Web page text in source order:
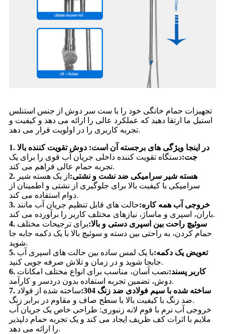
تجهیزات حمام خانگی خود را با ست سر دوش از جنس استنلس
استیل ما ارتقا دهید که عملکرد عالی را ارائه می دهد و کیفیت و
تجربه کاربری را در اولویت قرار می دهد.
1. در اینجا ویژگی های برجسته آن است: دوش تقویت کننده بالا
جت:دستگاه تقویت کننده داخلی جریان آب قوی را برای یک
تجربه حمام عالی فراهم می کند.
2. هسته شیر سرامیکی ضد نشت و نشتی: از یک هسته شیر
سرامیکی با کیفیت بالا برای جلوگیری از نشتی و اطمینان از
دوام استفاده می کند.
3. خروجی آب همه کاره:حالت های قابل تنظیم جریان آب مانند
باران، اسپری و ماساژ، نیازهای مختلف کاربر را برآورده می کند.
4. سوئیچ راحت بین اسپری دستی و بالا:برای ترجیحات مختلف
حمام کردن، به راحتی بین دسته و سوئیچ بالا با یک دکمه جابه جا
شوید.
5. تعویض یک دکمه:با یک لمس ساده بین حالت های اسپری آب
جابجا شوید و در زمان و تلاش صرفه جویی کنید.
6. کاربر پسند:نصب آسان، مناسب برای انواع مختلف امکانات
دوش، تضمین تجربه استفاده بدون دردسر و کارآمد.
7. ساخته شده با سیم فولادی ضد زنگ 304:
ساخته شده از فولاد
ضد زنگ با کیفیت بالا با سطح صاف و مقاوم در برابر زنگ.
خروجی آب نرم با فوم لانه زنبوری: طراحی خاص یک جریان آب
ملایم با اثرات کف ظریف ایجاد می کند و یک تجربه حمام دلپذیر
را ارائه می دهد.